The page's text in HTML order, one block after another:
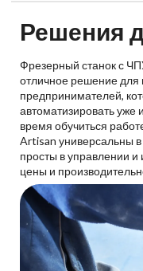
Решения
Фрезерный станок с
отличное решение
предпринимателей,
автоматизировать уже
время обучиться
Artisan универсальны
просты в управлении
цены и